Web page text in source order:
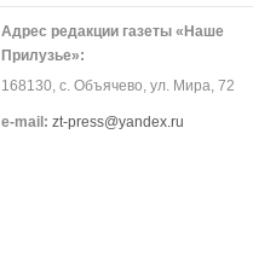
Адрес редакции газеты «Наше
Прилузье»:
168130, с. Объячево, ул. Мира, 72
е-mail: zt-press@yandex.ru